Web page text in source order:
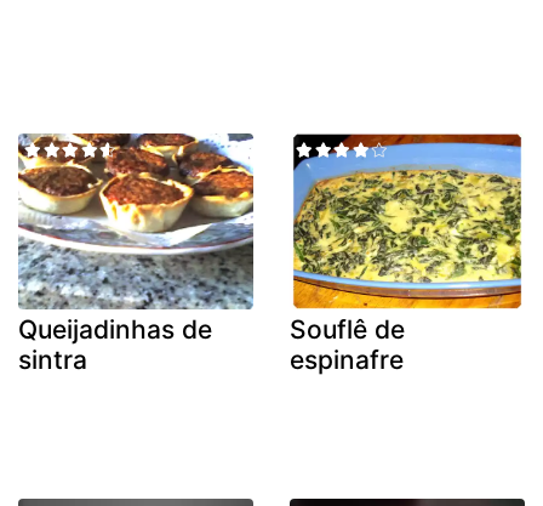
Queijadinhas de
sintra
Souflê de
espinafre